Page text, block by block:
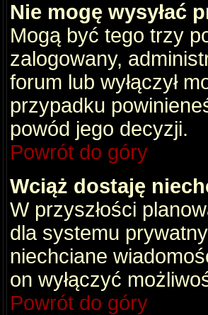
Nie mogę wysyłać
Mogą być tego trzy
zalogowany,
forum lub wyłączył
przypadku
powód jego decyzji.
Powrót do góry
Wciąż dostaję
W przyszłości
dla systemu
niechciane
on wyłączyć
Powrót do góry